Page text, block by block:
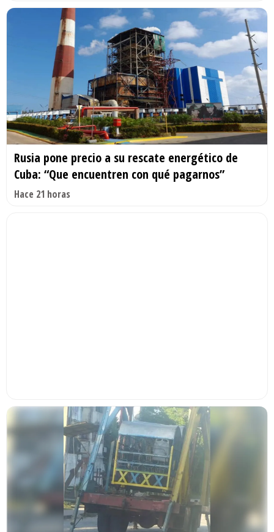
Rusia pone precio a su rescate energético de
Cuba: “Que encuentren con qué pagarnos”
Hace 21 horas